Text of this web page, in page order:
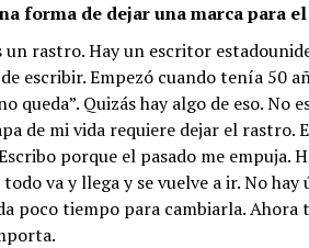
forma de dejar una marca para
un rastro. Hay un escritor
escribir. Empezó cuando tenía 50
queda”. Quizás hay algo de eso.
de mi vida requiere dejar el rastro.
porque el pasado me empuja.
va y llega y se vuelve a ir. No
poco tiempo para cambiarla. Ahora